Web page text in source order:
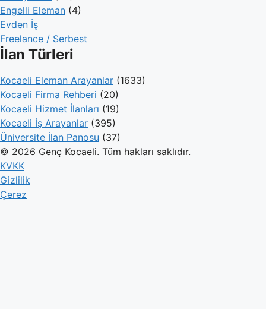
Engelli Eleman (4)
Evden İş
Freelance / Serbest
İlan Türleri
Kocaeli Eleman Arayanlar (1633)
Kocaeli Firma Rehberi (20)
Kocaeli Hizmet İlanları (19)
Kocaeli İş Arayanlar (395)
Üniversite İlan Panosu (37)
© 2026 Genç Kocaeli. Tüm hakları saklıdır.
KVKK
Gizlilik
Çerez